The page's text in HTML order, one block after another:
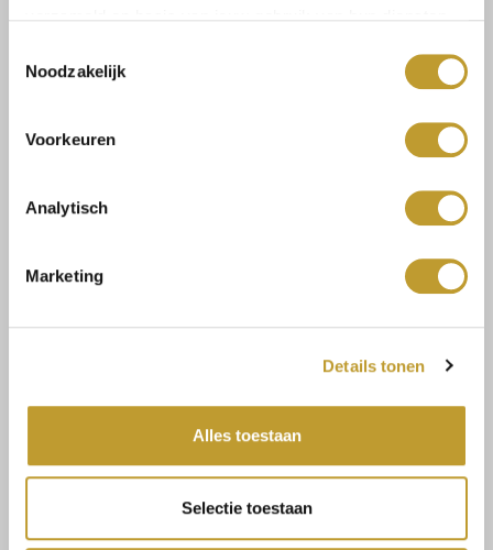
Noodzakelijk
Voorkeuren
Analytisch
Marketing
Details tonen
Alles toestaan
Selectie toestaan
LIU JO
Pant short yellow diamond
Gonna mini boucle skirt
Jersey satin dress
€51,00 €169,99
Jersey satin dress spring
€51,00 €169,99